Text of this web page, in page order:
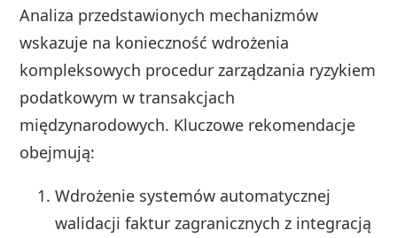
Analiza przedstawionych mechanizmów
wskazuje na konieczność wdrożenia
kompleksowych procedur zarządzania ryzykiem
podatkowym w transakcjach
międzynarodowych. Kluczowe rekomendacje
obejmują:
Wdrożenie systemów automatycznej
walidacji faktur zagranicznych z integracją